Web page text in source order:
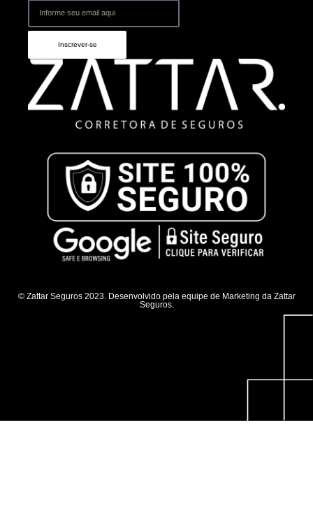
Inscrever-se
© Zattar Seguros 2023. Desenvolvido pela equipe de Marketing da Zattar
Seguros.